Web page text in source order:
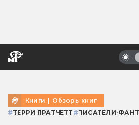
Книги | Обзоры книг
#ТЕРРИ ПРАТЧЕТТ #ПИСАТЕЛИ-